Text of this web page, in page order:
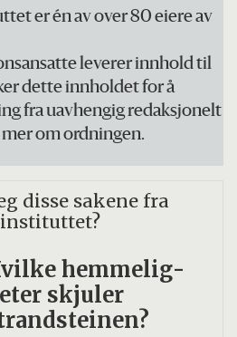
økonomisk art, kalles
er én av over 80 eiere av
leverer innhold til
dette innholdet for å
fra uavhengig redaksjonelt
om ordningen.
disse sakene fra
hemmelig­
skjuler